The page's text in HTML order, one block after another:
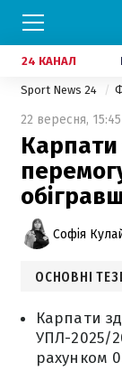
24 КАНАЛ
Sport News 24
22 вересня, 15:45
Софія
ОСНОВНІ
Карпати
УПЛ-2025/
рахунком